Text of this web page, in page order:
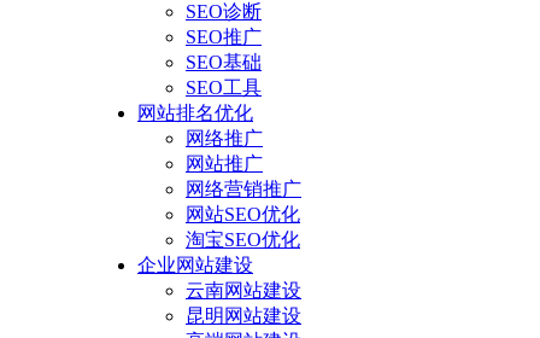
SEO诊断
SEO推广
SEO基础
SEO工具
网站排名优化
网络推广
网站推广
网络营销推广
网站SEO优化
淘宝SEO优化
企业网站建设
云南网站建设
昆明网站建设